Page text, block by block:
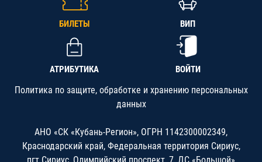
БИЛЕТЫ ВИП
АТРИБУТИКА ВОЙТИ
Политика по защите, обработке и хранению персональных
данных
АНО «СК «Кубань-Регион», ОГРН 1142300002349,
Краснодарский край, Федеральная территория Сириус,